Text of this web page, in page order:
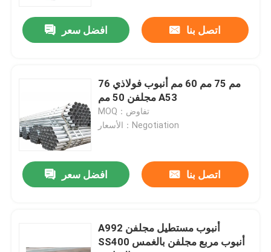
قطاع سبائك الصلب
أنابيب سبائك الصلب
لفائف سبائك الصلب
صفيحة فولاذية مجلفنة
افضل سعر اتصل بنا
76 مم 75 مم 60 مم أنبوب فولاذي
مجلفن 50 مم A53
MOQ：تفاوض
الأسعار：Negotiation
افضل سعر اتصل بنا
A992 أنبوب مستطيل مجلفن
SS400 أنبوب مربع مجلفن بالغمس